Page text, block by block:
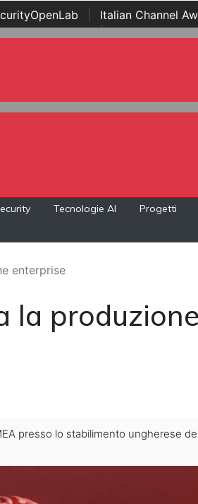
Italian Channel
Awards | ...
Tecnologie AI Progetti
enterprise
la produzione
presso lo stabilimento ungherese